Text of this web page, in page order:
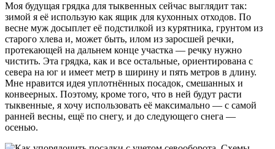
Моя будущая грядка для тыквенных сейчас выглядит так:
зимой я её использую как ящик для кухонных отходов. По
весне муж досыплет её подстилкой из курятника, грунтом из
старого хлева и, может быть, илом из заросшей речки,
протекающей на дальнем конце участка — речку нужно
чистить. Эта грядка, как и все остальные, ориентирована с
севера на юг и имеет метр в ширину и пять метров в длину.
Мне нравится идея уплотнённых посадок, смешанных и
конвеерных. Поэтому, кроме того, что в ней будут расти
тыквенные, я хочу использовать её максимально — с самой
ранней весны, ещё по снегу, и до следующего снега —
осенью.